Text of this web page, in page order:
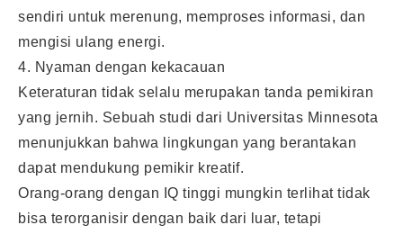
sendiri untuk merenung, memproses informasi, dan
mengisi ulang energi.
4. Nyaman dengan kekacauan
Keteraturan tidak selalu merupakan tanda pemikiran
yang jernih. Sebuah studi dari Universitas Minnesota
menunjukkan bahwa lingkungan yang berantakan
dapat mendukung pemikir kreatif.
Orang-orang dengan IQ tinggi mungkin terlihat tidak
bisa terorganisir dengan baik dari luar, tetapi